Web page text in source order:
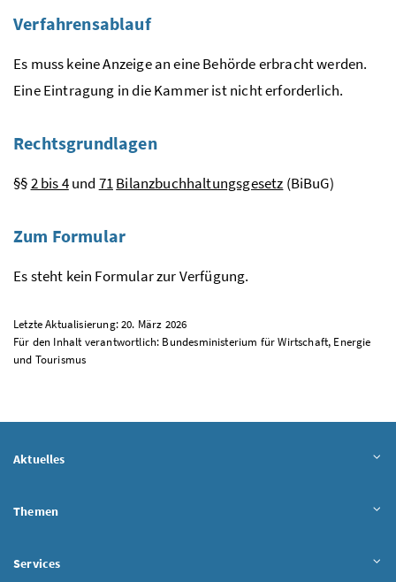
Verfahrensablauf
Es muss keine Anzeige an eine Behörde erbracht werden.
Eine Eintragung in die Kammer ist nicht erforderlich.
Rechtsgrundlagen
§§2 bis 4und 71Bilanzbuchhaltungsgesetz (BiBuG)
Zum Formular
Es steht kein Formular zur Verfügung.
Letzte Aktualisierung: 20. März 2026
Für den Inhalt verantwortlich: Bundesministerium für Wirtschaft, Energie
und Tourismus
Aktuelles
Themen
Services